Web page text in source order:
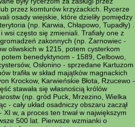
przez komturów krzyżackich. Rycerze
osady wiejskie, które dzieliły pomiędzy
(np. Karwia, Chłapowo, Tupadły) .
wsi często się zmieniali. Trafiały one z
zakonnych (np. Żarnowiec -
oliwskich w 1215, potem cysterkom
benedyktynom - 1589, Celbowo,
Osłonino - sprzedane Kartuzom
trafiła w skład majątków magnackich
Krockow, Karwieńskie Błota, Rzucewo -
stawała się własnością królów
(np. gród Puck, Mrzezino, Wielka
- cały układ osadniczy obszaru zaczął
XI w, a proces ten trwał w największym
500 lat. Pierwsze wzmianki o